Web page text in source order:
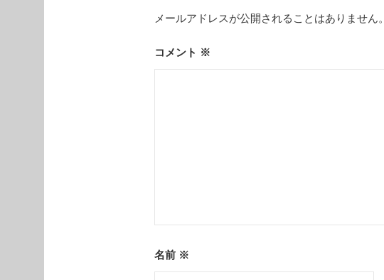
ー
シ
ョ
メールアドレスが公開されることはありません。
コメント ※
名前 ※